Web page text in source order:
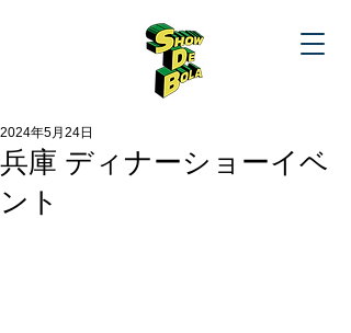
兵庫 ディナーショーイベ
ント
2024年5月24日